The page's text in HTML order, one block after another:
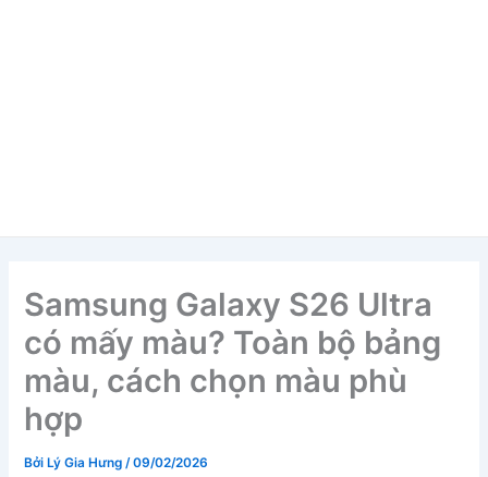
Samsung Galaxy S26 Ultra
có mấy màu? Toàn bộ bảng
màu, cách chọn màu phù
hợp
Bởi Lý Gia Hưng/09/02/2026